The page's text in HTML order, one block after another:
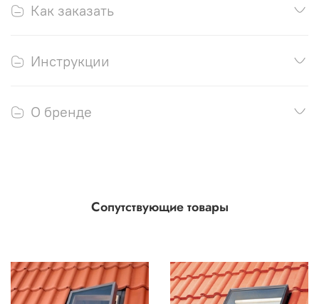
Как заказать
Инструкции
О бренде
Сопутствующие товары